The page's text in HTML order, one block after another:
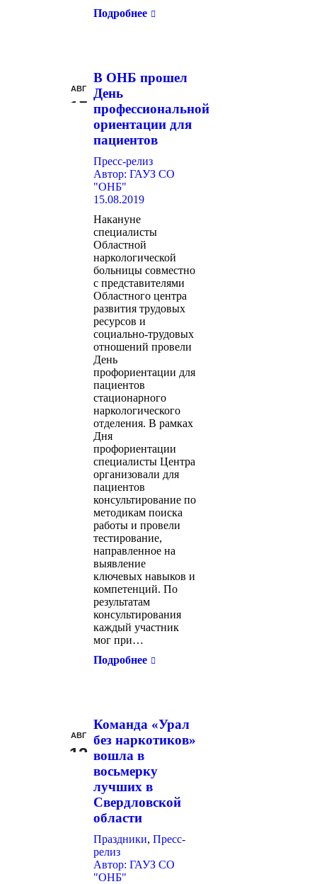
Подробнее
АВГ
15
В ОНБ прошел
День
профессиональной
ориентации для
пациентов
Пресс-релиз
Автор: ГАУЗ СО
"ОНБ"
15.08.2019
Накануне
специалисты
Областной
наркологической
больницы совместно
с представителями
Областного центра
развития трудовых
ресурсов и
социально-трудовых
отношений провели
День
профориентации для
пациентов
стационарного
наркологического
отделения. В рамках
Дня
профориентации
специалисты Центра
организовали для
пациентов
консультирование по
методикам поиска
работы и провели
тестирование,
направленное на
выявление
ключевых навыков и
компетенций. По
результатам
консультирования
каждый участник
мог при…
Подробнее
АВГ
12
Команда «Урал
без наркотиков»
вошла в
восьмерку
лучших в
Свердловской
области
Праздники, Пресс-
релиз
Автор: ГАУЗ СО
"ОНБ"